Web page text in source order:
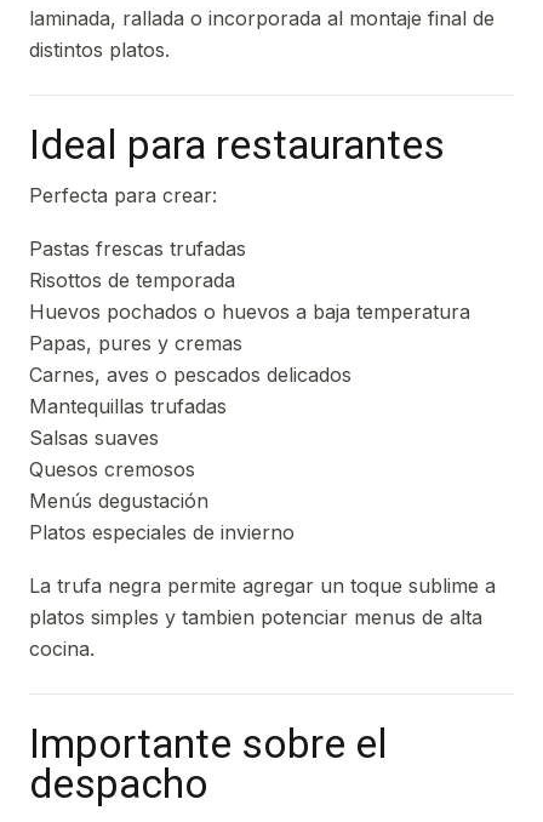
laminada, rallada o incorporada al montaje final de
distintos platos.
Ideal para restaurantes
Perfecta para crear:
Pastas frescas trufadas
Risottos de temporada
Huevos pochados o huevos a baja temperatura
Papas, pures y cremas
Carnes, aves o pescados delicados
Mantequillas trufadas
Salsas suaves
Quesos cremosos
Menús degustación
Platos especiales de invierno
La trufa negra permite agregar un toque sublime a
platos simples y tambien potenciar menus de alta
cocina.
Importante sobre el
despacho